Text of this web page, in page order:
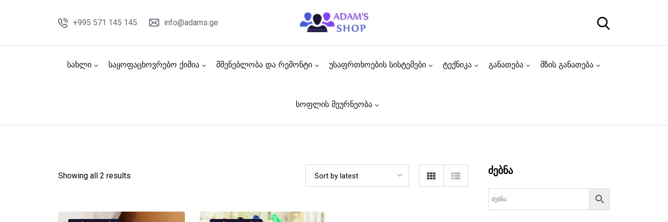
+995 571 145 145 info@adams.ge
სახლი საყოფაცხოვრებო ქიმია მშენებლობა და რემონტი უსაფრთხოების სისტემები ტექნიკა განათება მზის განათება
სოფლის მეურნეობა
Showing all 2 results ძებნა